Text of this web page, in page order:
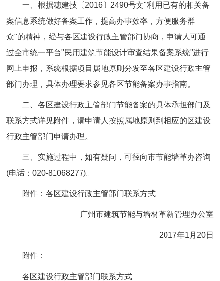
一、根据穗建技〔2016〕2490号文"利用已有的相关备
案信息系统做好备案工作，提高办事效率，方便服务群
众"的精神，经与各区建设行政主管部门协商，申请人可通
过全市统一平台"民用建筑节能设计审查结果备案系统"进行
网上申报，系统根据项目属地原则分发至各区建设行政主管
部门办理，具体办理要求参见各区节能备案办事指南。
二、各区建设行政主管部门节能备案的具体承担部门及
联系方式详见附件，请申请人按照属地原则到相应的区建设
行政主管部门申请办理。
三、实施过程中，如有疑问，可径向市节能墙革办咨询
(电话：020-81068277)。
附件：各区建设行政主管部门联系方式
广州市建筑节能与墙材革新管理办公室
2017年1月20日
附件：
各区建设行政主管部门联系方式